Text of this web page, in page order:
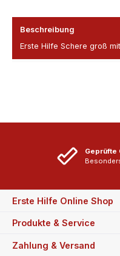
Beschreibung
Erste Hilfe Schere groß
Geprüfte
Erste Hilfe Online Shop
Produkte & Service
Zahlung & Versand